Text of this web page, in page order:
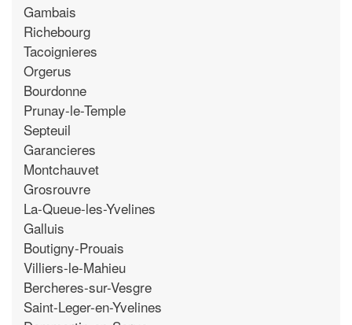
Gambais
Richebourg
Tacoignieres
Orgerus
Bourdonne
Prunay-le-Temple
Septeuil
Garancieres
Montchauvet
Grosrouvre
La-Queue-les-Yvelines
Galluis
Boutigny-Prouais
Villiers-le-Mahieu
Bercheres-sur-Vesgre
Saint-Leger-en-Yvelines